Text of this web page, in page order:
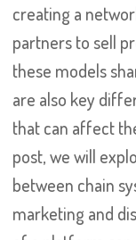
creating a
partners to sell
these models
are also key
that can affect
post, we will
between chain
marketing and